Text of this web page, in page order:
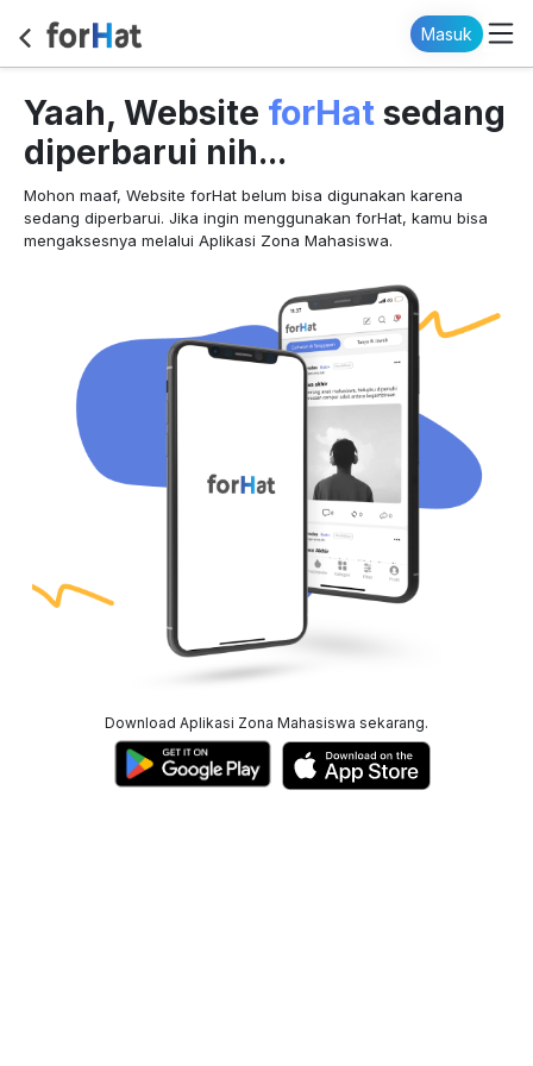
Masuk
Yaah, Website forHat sedang
diperbarui nih...
Mohon maaf, Website forHat belum bisa digunakan karena
sedang diperbarui. Jika ingin menggunakan forHat, kamu bisa
mengaksesnya melalui Aplikasi Zona Mahasiswa.
Download Aplikasi Zona Mahasiswa sekarang.